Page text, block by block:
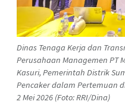
Dinas Tenaga Kerja dan
Perusahaan Managemen PT
Kasuri, Pemerintah Distrik
Pencaker dalam Pertemuan
2 Mei 2026 (Foto: RRI/Dina)